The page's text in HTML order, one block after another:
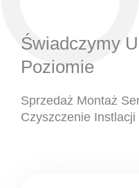
Świadczymy
Poziomie
Sprzedaż Montaż
Czyszczenie